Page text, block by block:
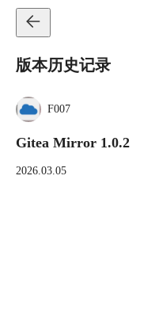
版本历史记录
F007
Gitea Mirror 1.0.2
2026.03.05